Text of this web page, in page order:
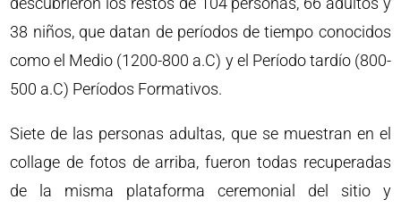
38 niños, que datan de períodos de tiempo conocidos
como el Medio (1200-800 a.C) y el Período tardío (800-
500 a.C) Períodos Formativos.
Siete de las personas adultas, que se muestran en el
collage de fotos de arriba, fueron todas recuperadas
de la misma plataforma ceremonial del sitio y